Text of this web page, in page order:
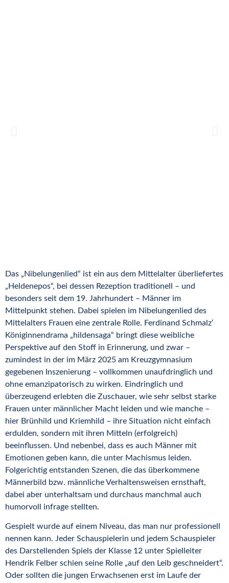
Das „Nibelungenlied“ ist ein aus dem Mittelalter überliefertes
„Heldenepos“, bei dessen Rezeption traditionell – und
besonders seit dem 19. Jahrhundert – Männer im
Mittelpunkt stehen. Dabei spielen im Nibelungenlied des
Mittelalters Frauen eine zentrale Rolle. Ferdinand Schmalz‘
Königinnendrama „hildensaga“ bringt diese weibliche
Perspektive auf den Stoff in Erinnerung, und zwar –
zumindest in der im März 2025 am Kreuzgymnasium
gegebenen Inszenierung – vollkommen unaufdringlich und
ohne emanzipatorisch zu wirken. Eindringlich und
überzeugend erlebten die Zuschauer, wie sehr selbst starke
Frauen unter männlicher Macht leiden und wie manche –
hier Brünhild und Kriemhild – ihre Situation nicht einfach
erdulden, sondern mit ihren Mitteln (erfolgreich)
beeinflussen. Und nebenbei, dass es auch Männer mit
Emotionen geben kann, die unter Machismus leiden.
Folgerichtig entstanden Szenen, die das überkommene
Männerbild bzw. männliche Verhaltensweisen ernsthaft,
dabei aber unterhaltsam und durchaus manchmal auch
humorvoll infrage stellten.
Gespielt wurde auf einem Niveau, das man nur professionell
nennen kann. Jeder Schauspielerin und jedem Schauspieler
des Darstellenden Spiels der Klasse 12 unter Spielleiter
Hendrik Felber schien seine Rolle „auf den Leib geschneidert“.
Oder sollten die jungen Erwachsenen erst im Laufe der